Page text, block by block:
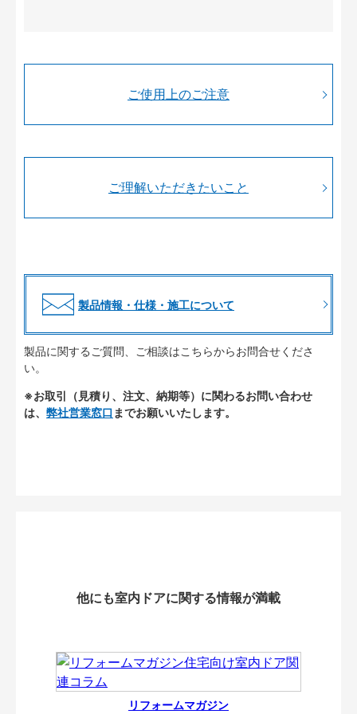
ご使用上のご注意
ご理解いただきたいこと
製品情報・仕様・施工について
製品に関するご質問、ご相談はこちらからお問合せくださ
い。
※お取引（見積り、注文、納期等）に関わるお問い合わせ
は、 弊社営業窓口 までお願いいたします。
他にも室内ドアに関する情報が満載
リフォームマガジン